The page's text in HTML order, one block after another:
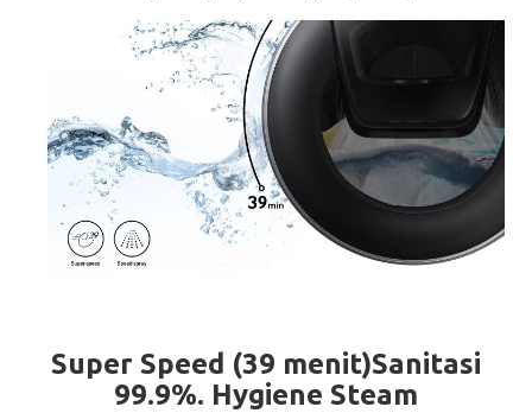
Super Speed (39 menit)Sanitasi
99.9%. Hygiene Steam